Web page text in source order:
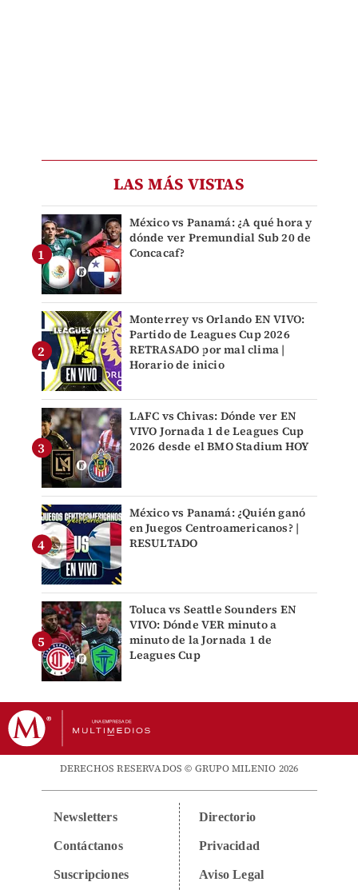
LAS MÁS VISTAS
México vs Panamá: ¿A qué hora y
dónde ver Premundial Sub 20 de
Concacaf?
Monterrey vs Orlando EN VIVO:
Partido de Leagues Cup 2026
RETRASADO por mal clima |
Horario de inicio
LAFC vs Chivas: Dónde ver EN
VIVO Jornada 1 de Leagues Cup
2026 desde el BMO Stadium HOY
México vs Panamá: ¿Quién ganó
en Juegos Centroamericanos? |
RESULTADO
Toluca vs Seattle Sounders EN
VIVO: Dónde VER minuto a
minuto de la Jornada 1 de
Leagues Cup
DERECHOS RESERVADOS © GRUPO MILENIO 2026
Newsletters
Contáctanos
Suscripciones
Directorio
Privacidad
Aviso Legal